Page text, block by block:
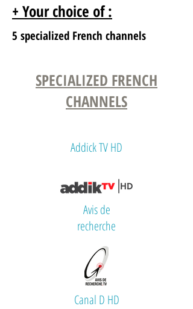
+ Your choice of :
5 specialized French channels
SPECIALIZED FRENCH
CHANNELS
Addick TV HD
Avis de
recherche
Canal D HD